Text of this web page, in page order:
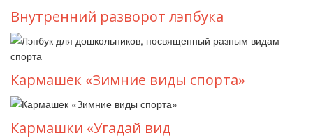
Внутренний разворот лэпбука
Кармашек «Зимние виды спорта»
Кармашки «Угадай вид